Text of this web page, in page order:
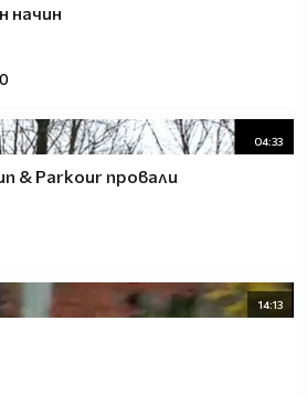
начин
04:33
& Parkour провали
14:13